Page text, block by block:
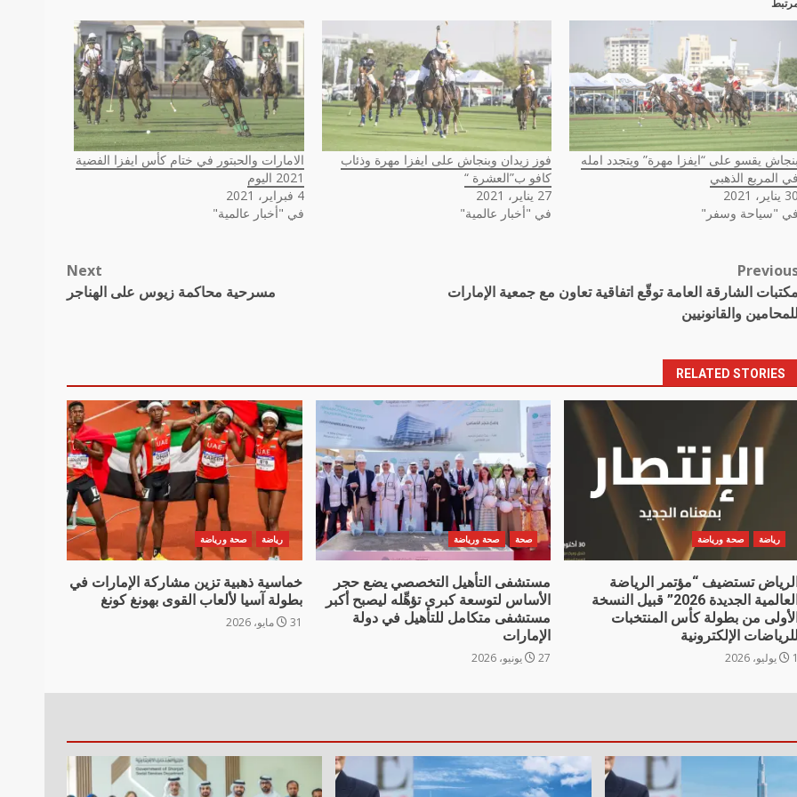
بنجاش يقسو على “ايفزا مهرة” ويتجدد امله
في المربع الذهبي
30 يناير، 2021
في "سياحة وسفر"
فوز زيدان وبنجاش على ايفزا مهرة وذئاب
كافو ب”العشرة “
27 يناير، 2021
في "أخبار عالمية"
الامارات والحبتور في ختام كأس ايفزا الفضية
2021 اليوم
4 فبراير، 2021
في "أخبار عالمية"
navigation
مكتبات الشارقة العامة توقّع اتفاقية تعاون مع جمعية الإمارات
للمحامين والقانونيين
Next
مسرحية محاكمة زيوس على الهناجر
RELATED STORIES
رياضة صحة ورياضة
الرياض تستضيف “مؤتمر الرياضة
العالمية الجديدة 2026” قبيل النسخة
الأولى من بطولة كأس المنتخبات
للرياضات الإلكترونية
1 يوليو، 2026
صحة صحة ورياضة
مستشفى التأهيل التخصصي يضع حجر
الأساس لتوسعة كبرى تؤهِّله ليصبح أكبر
مستشفى متكامل للتأهيل في دولة
الإمارات
27 يونيو، 2026
رياضة صحة ورياضة
خماسية ذهبية تزين مشاركة الإمارات في
بطولة آسيا لألعاب القوى بهونغ كونغ
31 مايو، 2026